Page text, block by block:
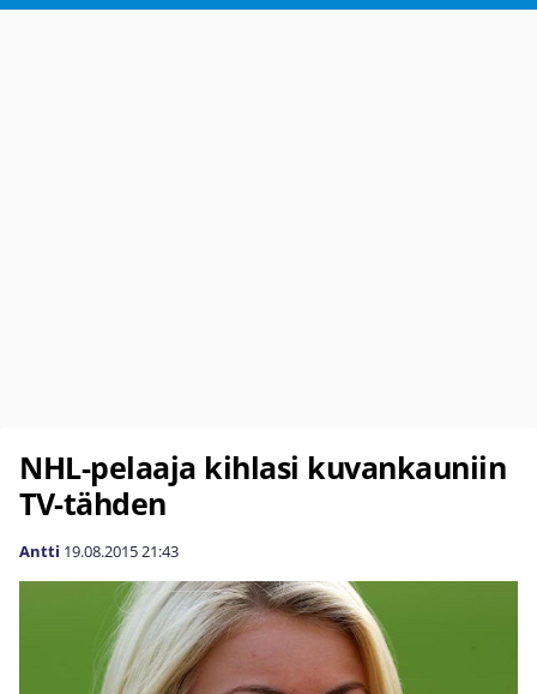
NHL-pelaaja kihlasi kuvankauniin
TV-tähden
Antti 19.08.201521:43